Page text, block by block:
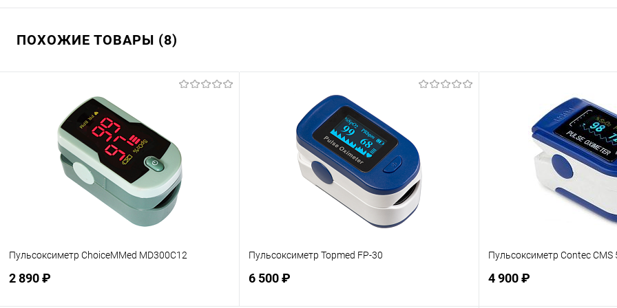
ПОХОЖИЕ ТОВАРЫ (8)
Пульсоксиметр ChoiceMMed MD300C12
2 890 ₽
Пульсоксиметр Topmed FP-30
6 500 ₽
Пульсоксиметр Contec CMS
4 900 ₽